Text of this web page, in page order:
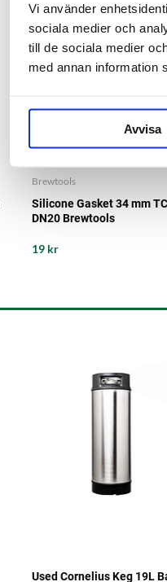
Vi använder
sociala medier och
till de sociala medier
med annan information
Avvisa
Brewtools
Silicone Gasket 34 mm TC
DN20 Brewtools
19 kr
Used Cornelius Keg 19L